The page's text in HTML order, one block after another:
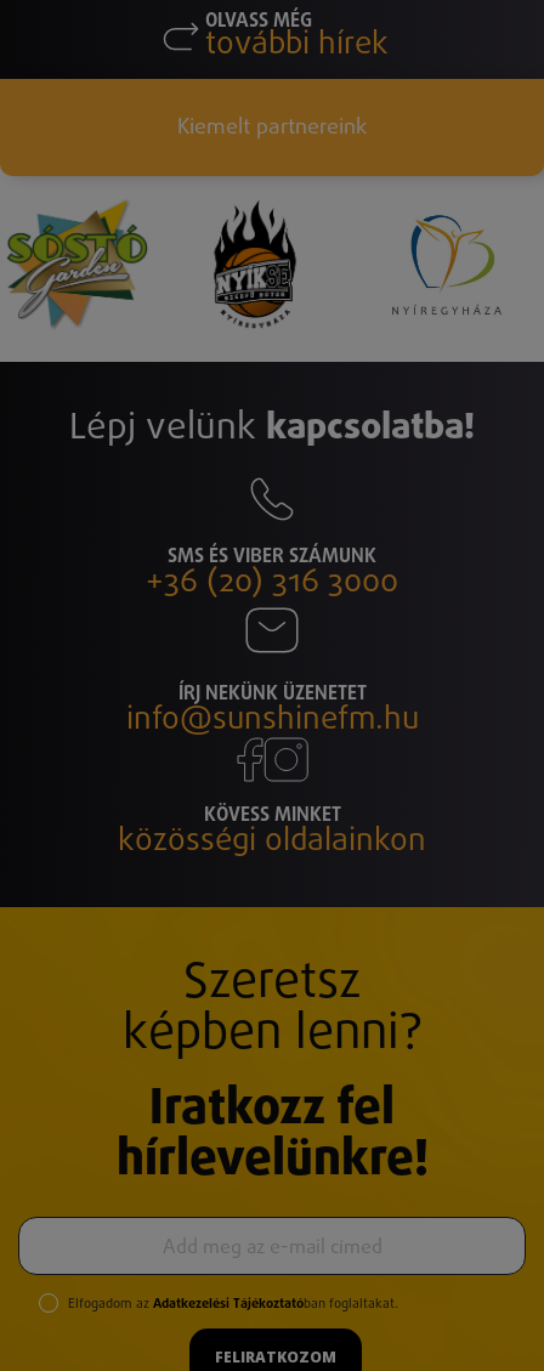
OLVASS MÉG
további hírek
Kiemelt partnereink
Lépj velünk kapcsolatba!
SMS ÉS VIBER SZÁMUNK
+36 (20) 316 3000
ÍRJ NEKÜNK ÜZENETET
info@sunshinefm.hu
KÖVESS MINKET
közösségi oldalainkon
Szeretsz
képben lenni?
Iratkozz fel
hírlevelünkre!
Elfogadom az Adatkezelési Tájékoztatóban foglaltakat.
FELIRATKOZOM